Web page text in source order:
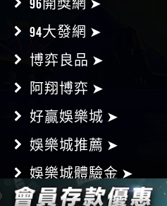
94大發網 ➤
博弈良品 ➤
阿翔博弈 ➤
好贏娛樂城 ➤
娛樂城推薦 ➤
娛樂城體驗金 ➤
娛樂城優惠 ➤